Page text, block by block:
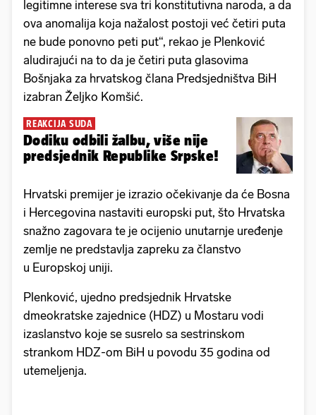
legitimne interese sva tri konstitutivna naroda, a da
ova anomalija koja nažalost postoji već četiri puta
ne bude ponovno peti put“, rekao je Plenković
aludirajući na to da je četiri puta glasovima
Bošnjaka za hrvatskog člana Predsjedništva BiH
izabran Željko Komšić.
REAKCIJA SUDA
Dodiku odbili žalbu, više nije
predsjednik Republike Srpske!
Hrvatski premijer je izrazio očekivanje da će Bosna
i Hercegovina nastaviti europski put, što Hrvatska
snažno zagovara te je ocijenio unutarnje uređenje
zemlje ne predstavlja zapreku za članstvo
u Europskoj uniji.
Plenković, ujedno predsjednik Hrvatske
dmeokratske zajednice (HDZ) u Mostaru vodi
izaslanstvo koje se susrelo sa sestrinskom
strankom HDZ-om BiH u povodu 35 godina od
utemeljenja.